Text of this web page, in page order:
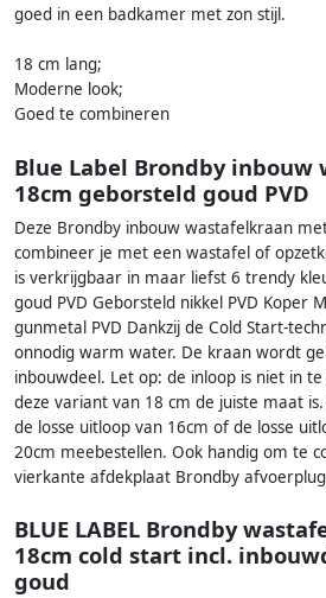
goed in een badkamer met zon stijl.
18 cm lang;
Moderne look;
Goed te combineren
Blue Label Brondby inbouw
18cm geborsteld goud PVD
Deze Brondby inbouw wastafelkraan
combineer je met een wastafel of
is verkrijgbaar in maar liefst 6 trendy
goud PVD Geborsteld nikkel PVD Koper
gunmetal PVD Dankzij de Cold Start-
onnodig warm water. De kraan wordt
inbouwdeel. Let op: de inloop is niet in
deze variant van 18 cm de juiste maat
de losse uitloop van 16cm of de losse
20cm meebestellen. Ook handig om te
vierkante afdekplaat Brondby
BLUE LABEL Brondby
18cm cold start incl.
goud